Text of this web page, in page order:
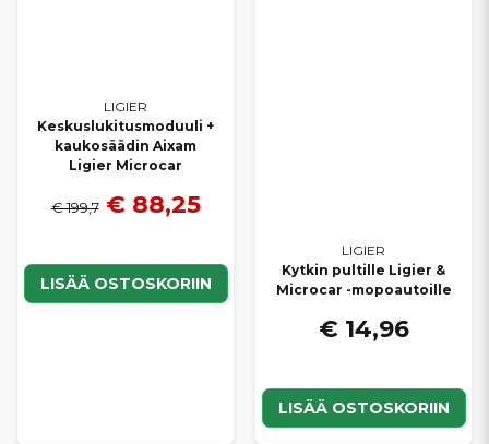
LIGIER
Keskuslukitusmoduuli +
kaukosäädin Aixam
Ligier Microcar
€ 199,7 € 88,25
LISÄÄ OSTOSKORIIN
LIGIER
Kytkin pultille Ligier &
Microcar -mopoautoille
€ 14,96
LISÄÄ OSTOSKORIIN